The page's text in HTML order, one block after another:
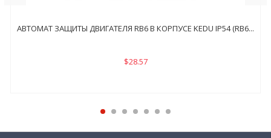
АВТОМАТ ЗАЩИТЫ ДВИГАТЕЛЯ RB6 В КОРПУСЕ KEDU IP54 (RB6...
$28.57